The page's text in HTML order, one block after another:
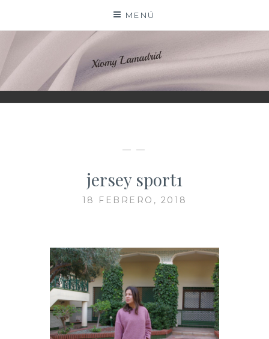
contenido
MENÚ
XIOMY LAMADRID
— —
jersey sport1
18 FEBRERO, 2018